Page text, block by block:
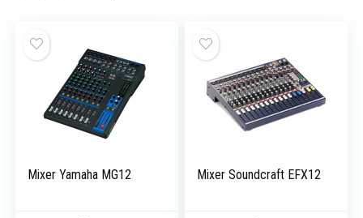
Mixer Yamaha MG12 Mixer Soundcraft EFX12